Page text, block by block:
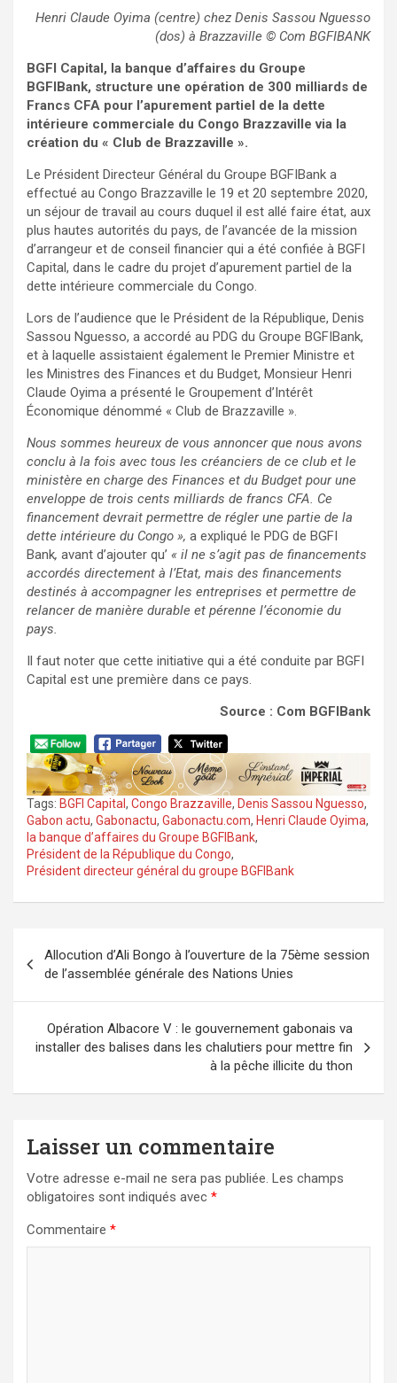
Henri Claude Oyima (centre) chez Denis Sassou Nguesso
(dos) à Brazzaville © Com BGFIBANK
BGFI Capital, la banque d’affaires du Groupe
BGFIBank, structure une opération de 300 milliards de
Francs CFA pour l’apurement partiel de la dette
intérieure commerciale du Congo Brazzaville via la
création du « Club de Brazzaville ».
Le Président Directeur Général du Groupe BGFIBank a
effectué au Congo Brazzaville le 19 et 20 septembre 2020,
un séjour de travail au cours duquel il est allé faire état, aux
plus hautes autorités du pays, de l’avancée de la mission
d’arrangeur et de conseil financier qui a été confiée à BGFI
Capital, dans le cadre du projet d’apurement partiel de la
dette intérieure commerciale du Congo.
Lors de l’audience que le Président de la République, Denis
Sassou Nguesso, a accordé au PDG du Groupe BGFIBank,
et à laquelle assistaient également le Premier Ministre et
les Ministres des Finances et du Budget, Monsieur Henri
Claude Oyima a présenté le Groupement d’Intérêt
Économique dénommé « Club de Brazzaville ».
Nous sommes heureux de vous annoncer que nous avons
conclu à la fois avec tous les créanciers de ce club et le
ministère en charge des Finances et du Budget pour une
enveloppe de trois cents milliards de francs CFA. Ce
financement devrait permettre de régler une partie de la
dette intérieure du Congo », a expliqué le PDG de BGFI
Bank, avant d’ajouter qu’ « il ne s’agit pas de financements
accordés directement à l’Etat, mais des financements
destinés à accompagner les entreprises et permettre de
relancer de manière durable et pérenne l’économie du
pays.
Il faut noter que cette initiative qui a été conduite par BGFI
Capital est une première dans ce pays.
Source : Com BGFIBank
Tags: BGFI Capital, Congo Brazzaville, Denis Sassou Nguesso,
Gabon actu, Gabonactu, Gabonactu.com, Henri Claude Oyima,
la banque d’affaires du Groupe BGFIBank,
Président de la République du Congo,
Président directeur général du groupe BGFIBank
de
l’article
Allocution d’Ali Bongo à l’ouverture de la 75ème session
de l’assemblée générale des Nations Unies
Opération Albacore V : le gouvernement gabonais va
installer des balises dans les chalutiers pour mettre fin
à la pêche illicite du thon
Laisser un commentaire
Votre adresse e-mail ne sera pas publiée. Les champs
obligatoires sont indiqués avec *
Commentaire *